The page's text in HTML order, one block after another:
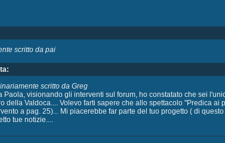
scritto da pai
scritto da Greg
Paola, visionando gli interventi sul forum, ho constatato che sei
della Valdoca.... Volevo farti sapere che allo spettacolo "Predica ai
a pag. 25)... Mi piacerebbe far parte del tuo progetto ( di
tue notizie....